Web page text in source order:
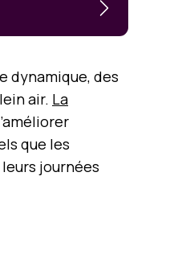
dynamique, des
air. La
que les
journées